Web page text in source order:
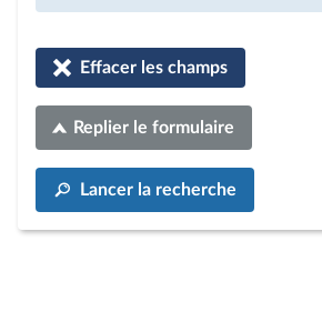
Effacer les champs
Replier le formulaire
Lancer la recherche